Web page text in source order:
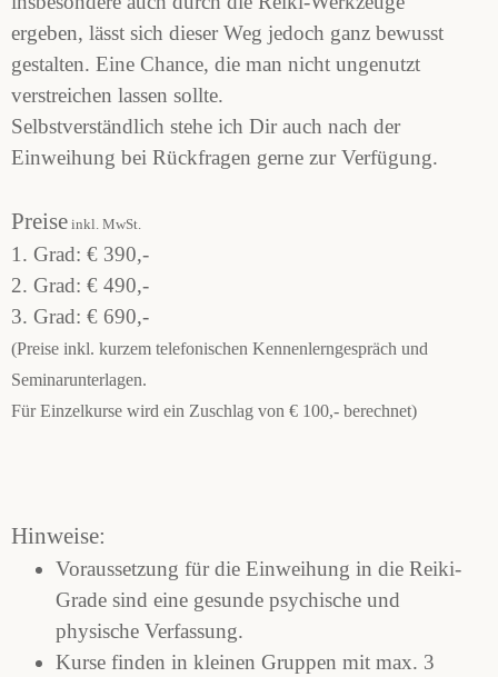
ergeben, lässt sich dieser Weg jedoch ganz bewusst
gestalten. Eine Chance, die man nicht ungenutzt
verstreichen lassen sollte.
Selbstverständlich stehe ich Dir auch nach der
Einweihung bei Rückfragen gerne zur Verfügung.
Preise inkl. MwSt.
1. Grad: € 390,-
2. Grad: € 490,-
3. Grad: € 690,-
(Preise inkl. kurzem telefonischen Kennenlerngespräch und
Seminarunterlagen.
Für Einzelkurse wird ein Zuschlag von € 100,- berechnet)
Hinweise:
Voraussetzung für die Einweihung in die Reiki-
Grade sind eine gesunde psychische und
physische Verfassung.
Kurse finden in kleinen Gruppen mit max. 3